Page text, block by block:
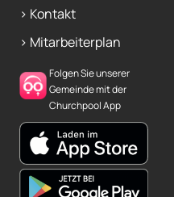
> Kontakt
> Mitarbeiterplan
Folgen Sie unserer
Gemeinde mit der
Churchpool App